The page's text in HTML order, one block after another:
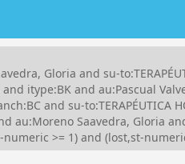
Gloria and su-
and itype:BK and au:Pascual
and su-to:TERAPÉUTICA
au:Moreno Saavedra, Gloria
>= 1) and (lost,st-